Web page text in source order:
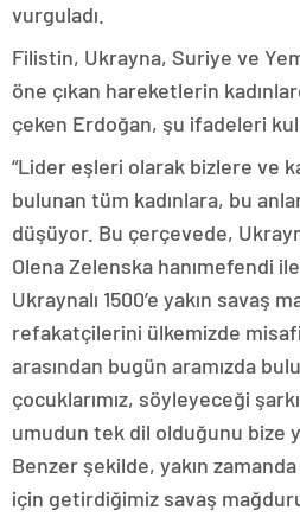
vurguladı.
Filistin, Ukrayna, Suriye ve
öne çıkan hareketlerin
çeken Erdoğan, şu ifadeleri
“Lider eşleri olarak bizlere ve
bulunan tüm kadınlara, bu
düşüyor. Bu çerçevede,
Olena Zelenska hanımefendi
Ukraynalı 1500’e yakın savaş
refakatçilerini ülkemizde
arasından bugün aramızda
çocuklarımız, söyleyeceği
umudun tek dil olduğunu bize
Benzer şekilde, yakın
için getirdiğimiz savaş